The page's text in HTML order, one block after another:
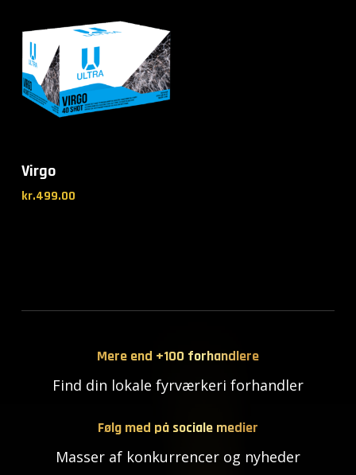
Virgo
kr.499.00
Mere end +100 forhandlere
Find din lokale fyrværkeri forhandler
Følg med på sociale medier
Masser af konkurrencer og nyheder